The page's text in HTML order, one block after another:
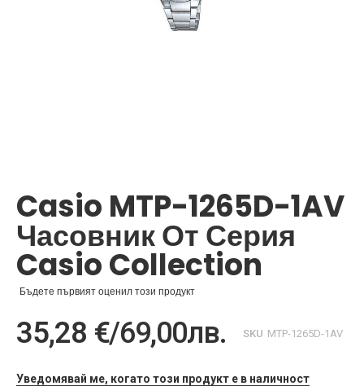
на
галерия
със
снимки
Casio MTP-1265D-1AV
Часовник От Серия
Casio Collection
Бъдете първият оценил този продукт
35,28 €/69,00лв. SKU MTP-1265D-1AV
Уведомявай ме, когато този продукт е в наличност